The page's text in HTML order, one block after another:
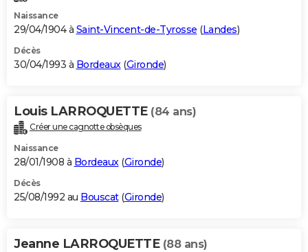
Naissance
29/04/1904 à Saint-Vincent-de-Tyrosse (Landes)
Décès
30/04/1993 à Bordeaux(Gironde)
Louis LARROQUETTE (84 ans)
Créer une cagnotte obsèques
Naissance
28/01/1908 à Bordeaux(Gironde)
Décès
25/08/1992 au Bouscat(Gironde)
Jeanne LARROQUETTE (88 ans)